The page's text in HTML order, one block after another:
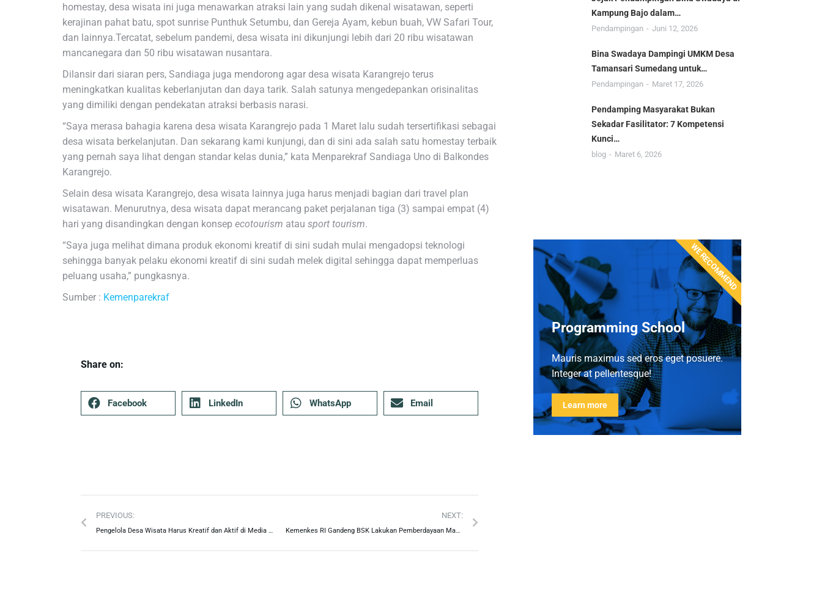
homestay, desa wisata ini juga menawarkan atraksi lain yang sudah dikenal wisatawan, seperti
kerajinan pahat batu, spot sunrise Punthuk Setumbu, dan Gereja Ayam, kebun buah, VW Safari Tour,
dan lainnya.Tercatat, sebelum pandemi, desa wisata ini dikunjungi lebih dari 20 ribu wisatawan
mancanegara dan 50 ribu wisatawan nusantara.
Dilansir dari siaran pers, Sandiaga juga mendorong agar desa wisata Karangrejo terus
meningkatkan kualitas keberlanjutan dan daya tarik. Salah satunya mengedepankan orisinalitas
yang dimiliki dengan pendekatan atraksi berbasis narasi.
“Saya merasa bahagia karena desa wisata Karangrejo pada 1 Maret lalu sudah tersertifikasi sebagai
desa wisata berkelanjutan. Dan sekarang kami kunjungi, dan di sini ada salah satu homestay terbaik
yang pernah saya lihat dengan standar kelas dunia,” kata Menparekraf Sandiaga Uno di Balkondes
Karangrejo.
Selain desa wisata Karangrejo, desa wisata lainnya juga harus menjadi bagian dari travel plan
wisatawan. Menurutnya, desa wisata dapat merancang paket perjalanan tiga (3) sampai empat (4)
hari yang disandingkan dengan konsep ecotourism atau sport tourism.
“Saya juga melihat dimana produk ekonomi kreatif di sini sudah mulai mengadopsi teknologi
sehingga banyak pelaku ekonomi kreatif di sini sudah melek digital sehingga dapat memperluas
peluang usaha,” pungkasnya.
Sumber : Kemenparekraf
Share on:
Facebook LinkedIn WhatsApp Email
PREVIOUS:
Pengelola Desa Wisata Harus Kreatif dan Aktif di Media Sosial
NEXT:
Kemenkes RI Gandeng BSK Lakukan Pemberdayaan Masyarakat Cegah Covid-19 di Tingkat RT/RW
Kampung Bajo dalam…
Pendampingan Juni 12, 2026
Bina Swadaya Dampingi UMKM Desa
Tamansari Sumedang untuk…
Pendampingan Maret 17, 2026
Pendamping Masyarakat Bukan
Sekadar Fasilitator: 7 Kompetensi
Kunci…
blog Maret 6, 2026
Programming School
Mauris maximus sed eros eget posuere.
Integer at pellentesque!
Learn more
WE RECOMMEND